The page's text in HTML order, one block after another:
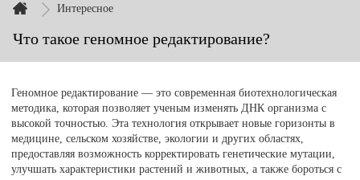
Интересное
Что такое геномное редактирование?
Геномное редактирование — это современная биотехнологическая
методика, которая позволяет ученым изменять ДНК организма с
высокой точностью. Эта технология открывает новые горизонты в
медицине, сельском хозяйстве, экологии и других областях,
предоставляя возможность корректировать генетические мутации,
улучшать характеристики растений и животных, а также бороться с